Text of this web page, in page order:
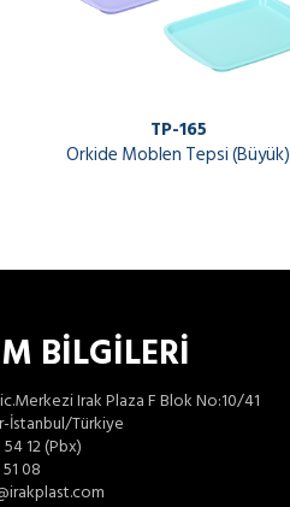
TP-165
Orkide Moblen Tepsi (Büyük)
BİLGİLERİ
Irak Plaza F Blok No:10/41
İstanbul/Türkiye
12 (Pbx)
08